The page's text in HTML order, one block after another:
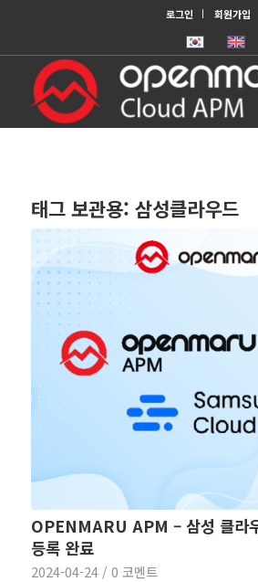
로그인 회원가입
태그 보관용: 삼성클라우드
OPENMARU APM – 삼성 클라
등록 완료
2024-04-24 / 0 코멘트